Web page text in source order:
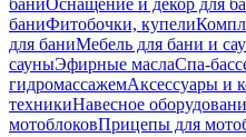
баниОснащение и декор для
баниФитобочки, купели
для баниМебель для бани и
сауныЭфирные маслаСпа-
гидромассажемАксессуары и
техникиНавесное
мотоблоковПрицепы для